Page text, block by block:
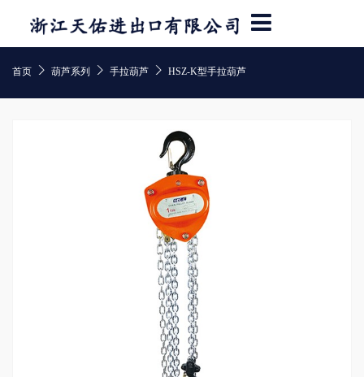
首页  葫芦系列  手拉葫芦  HSZ-K型手拉葫芦